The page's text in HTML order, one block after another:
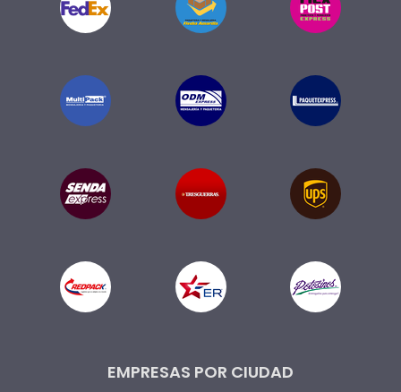
EMPRESAS POR CIUDAD